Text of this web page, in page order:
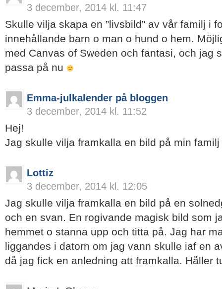
3 december, 2014 kl. 11:47
Skulle vilja skapa en ”livsbild” av vår familj i
innehållande barn o man o hund o hem.
med Canvas of Sweden och fantasi, och jag
passa på nu
Emma-julkalender på bloggen
3 december, 2014 kl. 11:52
Hej!
Jag skulle vilja framkalla en bild på min familj
Lottiz
3 december, 2014 kl. 12:05
Jag skulle vilja framkalla en bild på en
och en svan. En rogivande magisk bild som
hemmet o stanna upp och titta på. Jag har
liggandes i datorn om jag vann skulle iaf en
då jag fick en anledning att framkalla. Håller